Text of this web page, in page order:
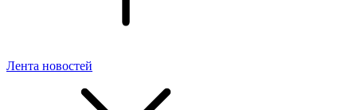
Лента новостей